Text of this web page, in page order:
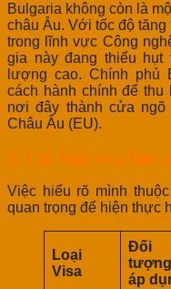
Bulgaria không còn là
châu Âu. Với tốc độ
trong lĩnh vực Công
gia này đang thiếu hụt
lượng cao. Chính phủ
cách hành chính để
nơi đây thành cửa
Châu Âu (EU).
2. Các loại visa làm
Việc hiểu rõ mình
quan trọng để hiện thực
Loại
Visa
Đối
tượng
áp